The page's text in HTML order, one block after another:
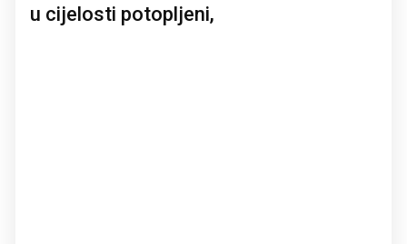
u cijelosti potopljeni,